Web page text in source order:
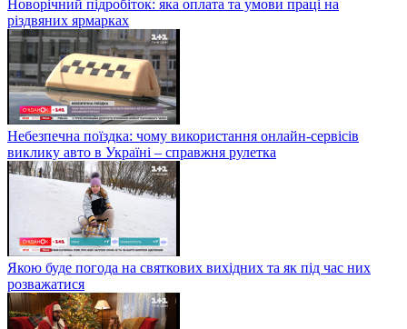
Новорічний підробіток: яка оплата та умови праці на
різдвяних ярмарках
Небезпечна поїздка: чому використання онлайн-сервісів
виклику авто в Україні – справжня рулетка
Якою буде погода на святкових вихідних та як під час них
розважатися